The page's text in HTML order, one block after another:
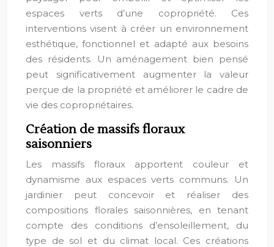
espaces verts d’une copropriété. Ces
interventions visent à créer un environnement
esthétique, fonctionnel et adapté aux besoins
des résidents. Un aménagement bien pensé
peut significativement augmenter la valeur
perçue de la propriété et améliorer le cadre de
vie des copropriétaires.
Création de massifs floraux
saisonniers
Les massifs floraux apportent couleur et
dynamisme aux espaces verts communs. Un
jardinier peut concevoir et réaliser des
compositions florales saisonnières, en tenant
compte des conditions d’ensoleillement, du
type de sol et du climat local. Ces créations